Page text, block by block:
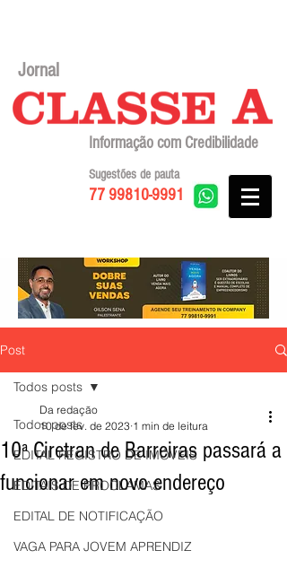
Jornal
Informação com Credibilidade
77 99810-9991
Sugestões de pauta
Post
Todos posts
EDITAL REGISTRO DE IMÓVEIS
EDITAIS DE PROCLAMAS
EDITAL DE NOTIFICAÇÃO
VAGA PARA JOVEM APRENDIZ
Todos posts
10ª Ciretran de Barreiras passará a
funcionar em novo endereço
Da redação
10 de fev. de 2023 1 min de leitura